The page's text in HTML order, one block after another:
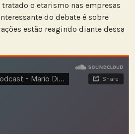
o etarismo nas empresas
do debate é sobre
estão reagindo diante dessa